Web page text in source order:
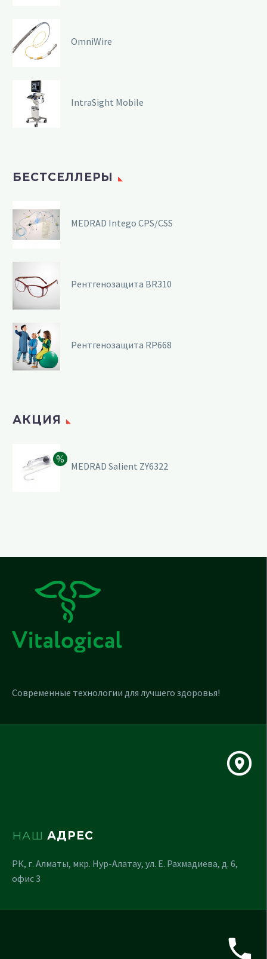
OmniWire
IntraSight Mobile
БЕСТСЕЛЛЕРЫ
MEDRAD Intego CPS/CSS
Рентгенозащита BR310
Рентгенозащита RP668
АКЦИЯ
MEDRAD Salient ZY6322
Современные технологии для лучшего здоровья!
НАШ АДРЕС
РК, г. Алматы, мкр. Нур-Алатау, ул. Е. Рахмадиева, д. 6,
офис 3